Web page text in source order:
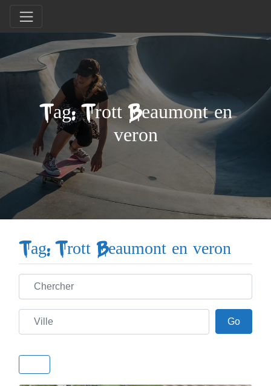
Tag: Trott Beaumont en
veron
Tag: Trott Beaumont en veron
Chercher
Ville GoGo